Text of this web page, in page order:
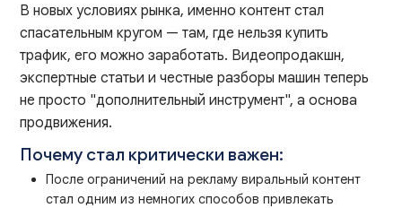
В новых условиях рынка, именно контент стал
спасательным кругом — там, где нельзя купить
трафик, его можно заработать. Видеопродакшн,
экспертные статьи и честные разборы машин теперь
не просто "дополнительный инструмент", а основа
продвижения.
Почему стал критически важен:
После ограничений на рекламу виральный контент
стал одним из немногих способов привлекать